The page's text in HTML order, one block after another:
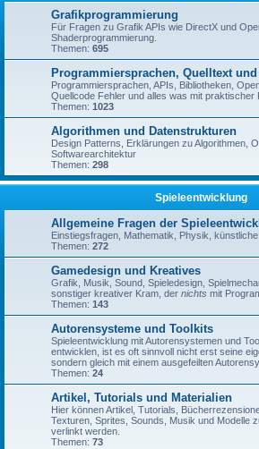
Grafikprogrammierung
Für Fragen zu Grafik APIs wie DirectX und
Shaderprogrammierung.
Themen: 695
Programmiersprachen, Quelltext
Programmiersprachen, APIs, Bibliotheken,
Quellcode Fehler und alles was mit praktischer
Themen: 1023
Algorithmen und Datenstrukturen
Design Patterns, Erklärungen zu Algorithmen,
Softwarearchitektur
Themen: 298
Spieleentwicklung
Allgemeine Fragen der
Einstiegsfragen, Mathematik, Physik,
Themen: 272
Gamedesign und Kreatives
Grafik, Musik, Sound, Spieledesign,
sonstiger kreativer Kram, der nichts mit
Themen: 143
Autorensysteme und Toolkits
Spieleentwicklung mit Autorensystemen und
entwicklen, ist es oft sinnvoll nicht erst seine
sondern gleich mit einem ausgefeilten
Themen: 24
Artikel, Tutorials und Materialien
Hier können Artikel, Tutorials,
Texturen, Sprites, Sounds, Musik und Modelle
verlinkt werden.
Themen: 73